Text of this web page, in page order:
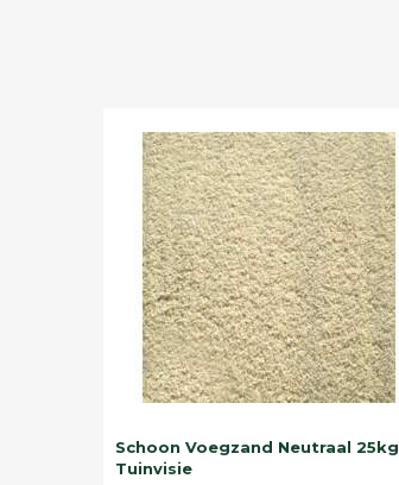
Schoon Voegzand Neutraal 25kg
Tuinvisie